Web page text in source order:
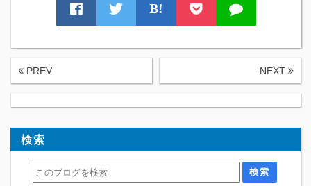
B!
PREV NEXT
検索